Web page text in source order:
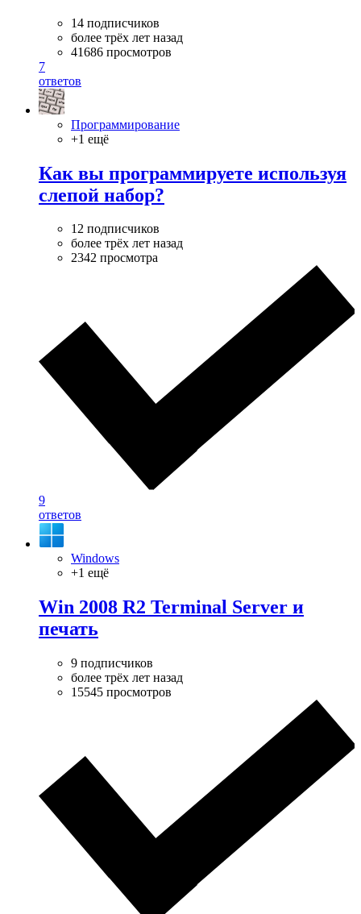
14 подписчиков
более трёх лет назад
41686 просмотров
7
ответов
Программирование
+1 ещё
Как вы программируете используя
слепой набор?
12 подписчиков
более трёх лет назад
2342 просмотра
9
ответов
Windows
+1 ещё
Win 2008 R2 Terminal Server и
печать
9 подписчиков
более трёх лет назад
15545 просмотров